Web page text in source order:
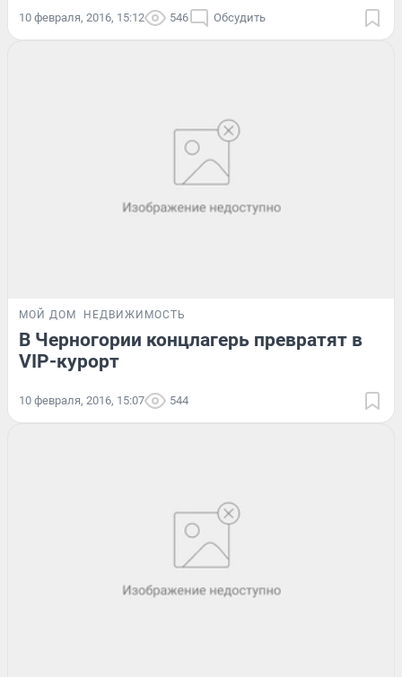
10 февраля, 2016, 15:12 546 Обсудить
МОЙ ДОМ НЕДВИЖИМОСТЬ
В Черногории концлагерь превратят в
VIP-курорт
10 февраля, 2016, 15:07 544